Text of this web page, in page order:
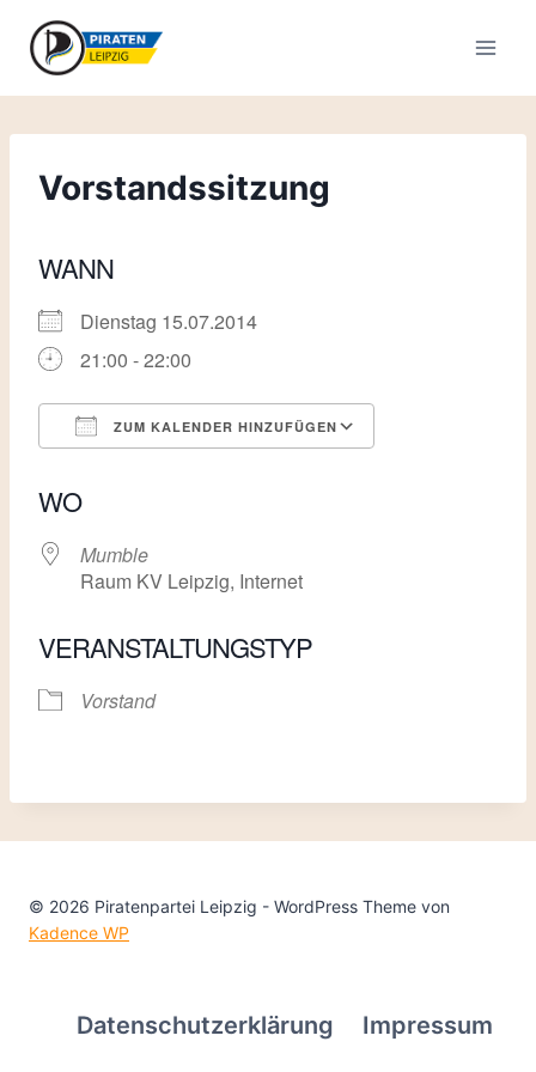
Inhalt
springen
Vorstandssitzung
WANN
Dienstag 15.07.2014
21:00 - 22:00
ZUM KALENDER HINZUFÜGEN
WO
Mumble
Raum KV Leipzig, Internet
VERANSTALTUNGSTYP
Vorstand
© 2026 Piratenpartei Leipzig - WordPress Theme von
Kadence WP
Datenschutzerklärung Impressum